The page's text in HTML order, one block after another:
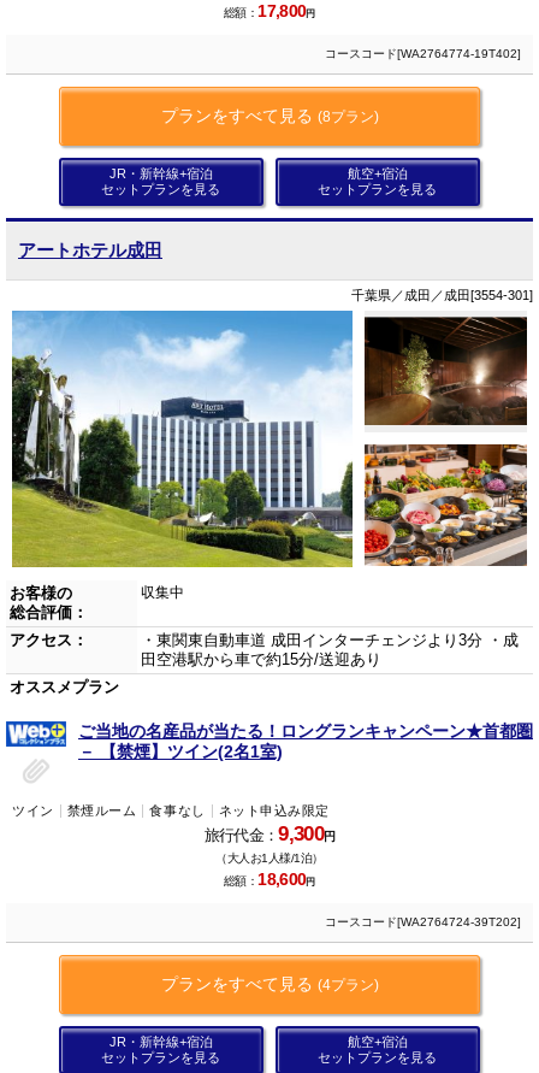
総額：17,800円
コースコード[WA2764774-19T402]
プランをすべて見る (8プラン)
JR・新幹線+宿泊
セットプランを見る
航空+宿泊
セットプランを見る
アートホテル成田
千葉県／成田／成田[3554-301]
お客様の
総合評価：
収集中
アクセス：
・東関東自動車道 成田インターチェンジより3分 ・成
田空港駅から車で約15分/送迎あり
オススメプラン
ご当地の名産品が当たる！ロングランキャンペーン★首都圏
－ 【禁煙】ツイン(2名1室)
ツイン 禁煙ルーム 食事なし ネット申込み限定
旅行代金：9,300円
（大人お1人様/1泊）
総額： 18,600円
コースコード[WA2764724-39T202]
プランをすべて見る (4プラン)
JR・新幹線+宿泊
セットプランを見る
航空+宿泊
セットプランを見る